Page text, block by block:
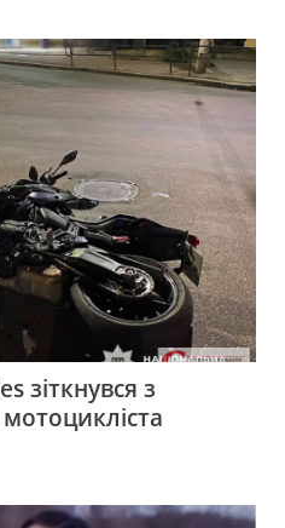
зіткнувся з